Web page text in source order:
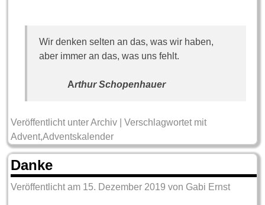
Wir denken selten an das, was wir haben,
aber immer an das, was uns fehlt.
Arthur Schopenhauer
Veröffentlicht unter Archiv |Verschlagwortet mit
Advent,Adventskalender
Danke
Veröffentlicht am 15. Dezember 2019 von Gabi Ernst